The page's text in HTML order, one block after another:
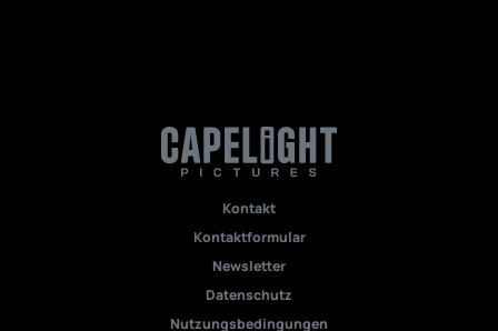
Kontakt
Kontaktformular
Newsletter
Datenschutz
Nutzungsbedingungen